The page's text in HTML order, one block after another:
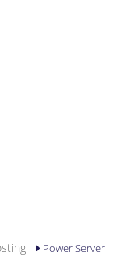
Power Server